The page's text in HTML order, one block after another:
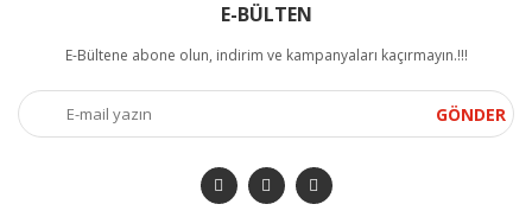
E-BÜLTEN
E-Bültene abone olun, indirim ve kampanyaları kaçırmayın.!!!
GÖNDER